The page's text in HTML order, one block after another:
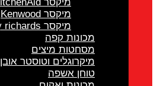
מיקסר Kenwood
מיקסר morphy richards
מכונות קפה
מסחטות מיצים
מיקרוגלים וטוסטר אובן
טוחן אשפה